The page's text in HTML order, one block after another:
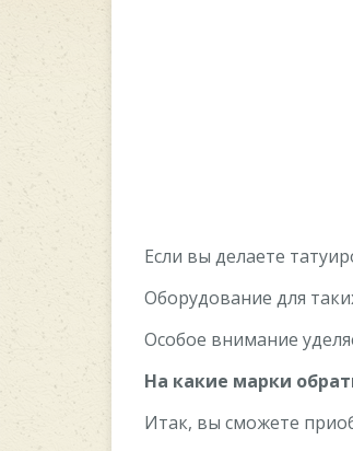
Если вы делаете
Оборудование для
Особое внимание
На какие марки
Итак, вы сможете